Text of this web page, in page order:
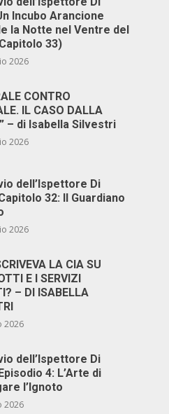
Incubo Arancione
la Notte nel Ventre del
33)
2026
CONTRO
IL CASO DALLA
– di Isabella Silvestri
2026
dell’Ispettore Di
32: Il Guardiano
2026
LA CIA SU
E I SERVIZI
– DI ISABELLA
2026
dell’Ispettore Di
4: L’Arte di
l’Ignoto
2026